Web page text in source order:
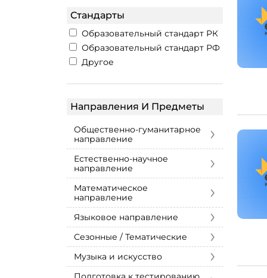
Стандарты
Образовательный стандарт РК
Образовательный стандарт РФ
Другое
Направления И Предметы
Общественно-гуманитарное
направление
›
Естественно-научное
направление
›
Математическое
направление
›
Языковое направление ›
Сезонные / Тематические ›
Музыка и искусство ›